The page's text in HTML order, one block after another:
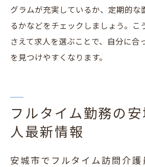
グラムが充実しているか、定期的な
るかなどをチェックしましょう。こ
さえて求人を選ぶことで、自分に合
を見つけやすくなります。
フルタイム勤務の
人最新情報
安城市でフルタイム訪問介護